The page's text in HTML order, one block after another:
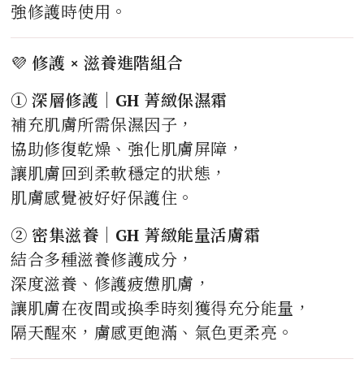
強修護時使用。
💜 修護 × 滋養進階組合
① 深層修護｜GH 菁緻保濕霜
補充肌膚所需保濕因子，
協助修復乾燥、強化肌膚屏障，
讓肌膚回到柔軟穩定的狀態，
肌膚感覺被好好保護住。
② 密集滋養｜GH 菁緻能量活膚霜
結合多種滋養修護成分，
深度滋養、修護疲憊肌膚，
讓肌膚在夜間或換季時刻獲得充分能量，
隔天醒來，膚感更飽滿、氣色更柔亮。